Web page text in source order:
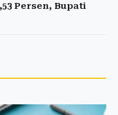
Persen, Bupati